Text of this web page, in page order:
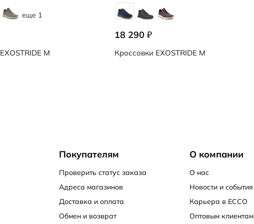
еще 1
EXOSTRIDE M
18 290 ₽
Кроссовки EXOSTRIDE M
О компании
О нас
Новости и события
Карьера в ECCO
Оптовым клиентам
Покупателям
Проверить статус заказа
Адреса магазинов
Доставка и оплата
Обмен и возврат